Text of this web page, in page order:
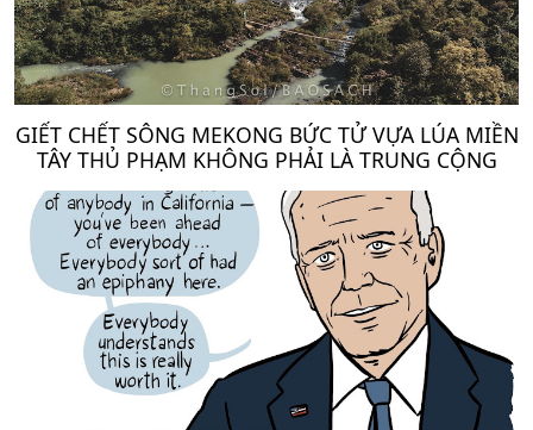
GIẾT CHẾT SÔNG MEKONG BỨC TỬ VỰA LÚA MIỀN
TÂY THỦ PHẠM KHÔNG PHẢI LÀ TRUNG CỘNG